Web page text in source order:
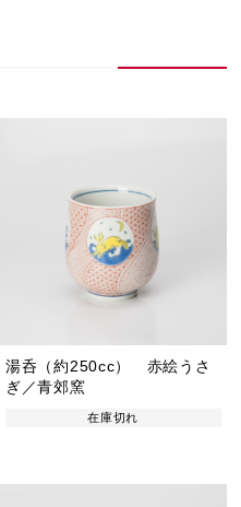
湯呑（約250cc） 赤絵うさ
ぎ／青郊窯
在庫切れ